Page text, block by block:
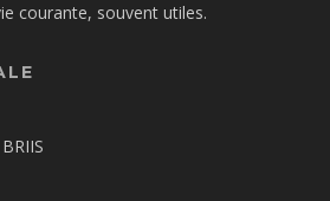
courante, souvent utiles.